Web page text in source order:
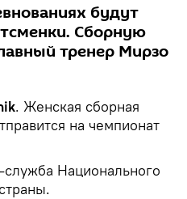
будут
Сборную
тренер Мирзо
. Женская сборная
на чемпионат
Национального